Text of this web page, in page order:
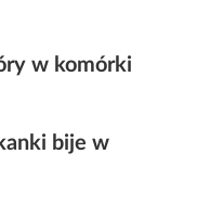
w komórki
bije w